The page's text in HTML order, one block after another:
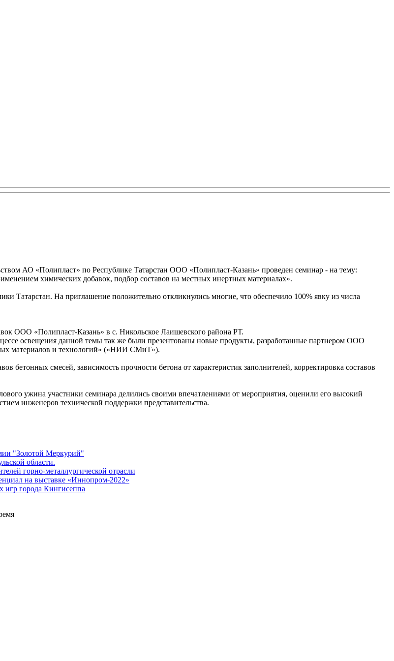
АО «Полипласт» по Республике Татарстан ООО «Полипласт-Казань» проведен семинар - на тему:
химических добавок, подбор составов на местных инертных материалах».
Татарстан. На приглашение положительно откликнулись многие, что обеспечило 100% явку из числа
ООО «Полипласт-Казань» в с. Никольское Лаишевского района РТ.
освещения данной темы так же были презентованы новые продукты, разработанные партнером ООО
материалов и технологий» («НИИ СМиТ»).
смесей, зависимость прочности бетона от характеристик заполнителей, корректировка составов
ужина участники семинара делились своими впечатлениями от мероприятия, оценили его высокий
инженеров технической поддержки представительства.
"Золотой Меркурий"
области.
горно-металлургической отрасли
на выставке «Иннопром-2022»
игр города Кингисеппа